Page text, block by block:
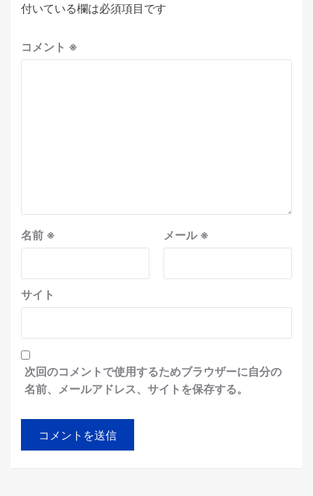
付いている欄は必須項目です
コメント ※
名前 ※ メール※
サイト
次回のコメントで使用するためブラウザーに自分の
名前、メールアドレス、サイトを保存する。